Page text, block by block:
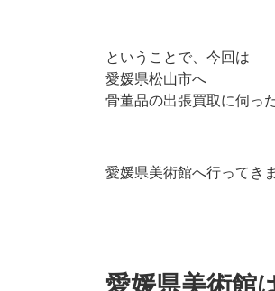
ということで、今回は
愛媛県松山市へ
骨董品の出張買取に伺っ
愛媛県美術館へ行ってき
愛媛県美術館